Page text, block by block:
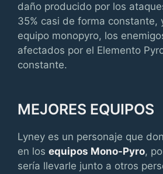
daño producido por los
35% casi de forma constante,
equipo monopyro, los
afectados por el Elemento
constante.
MEJORES EQUIPOS
Lyney es un personaje que
en los equipos Mono-Pyro,
sería llevarle junto a otros